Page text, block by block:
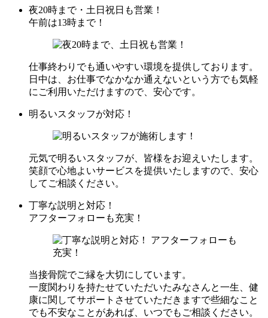
夜20時まで・土日祝日も営業！
午前は13時まで！
仕事終わりでも通いやすい環境を提供しております。
日中は、お仕事でなかなか通えないという方でも気軽
にご利用いただけますので、安心です。
明るいスタッフが対応！
元気で明るいスタッフが、皆様をお迎えいたします。
笑顔で心地よいサービスを提供いたしますので、安心
してご相談ください。
丁寧な説明と対応！
アフターフォローも充実！
当接骨院でご縁を大切にしています。
一度関わりを持たせていただいたみなさんと一生、健
康に関してサポートさせていただきますで些細なこと
でも不安なことがあれば、いつでもご相談ください。